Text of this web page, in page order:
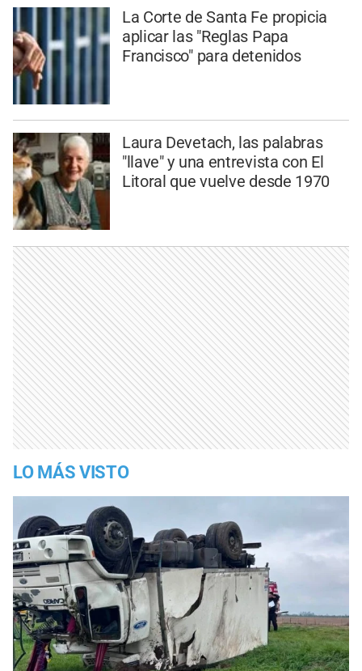
La Corte de Santa Fe propicia
aplicar las "Reglas Papa
Francisco" para detenidos
Laura Devetach, las palabras
"llave" y una entrevista con El
Litoral que vuelve desde 1970
LO MÁS VISTO